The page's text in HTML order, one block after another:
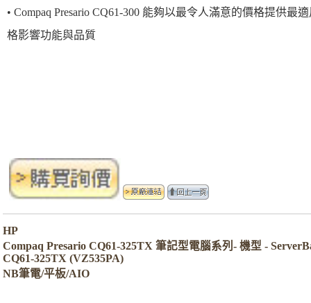
• Compaq Presario CQ61-300 能夠以最令人滿意的價格提供最
格影響功能與品質
HP
Compaq Presario CQ61-325TX 筆記型電腦系列- 機型 -
CQ61-325TX (VZ535PA)
NB筆電/平板/AIO